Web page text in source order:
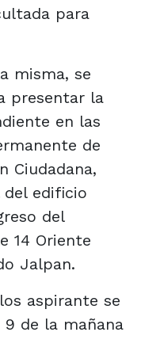
para
misma, se
presentar la
en las
de
Ciudadana,
edificio
del
14 Oriente
Jalpan.
aspirante se
de la mañana